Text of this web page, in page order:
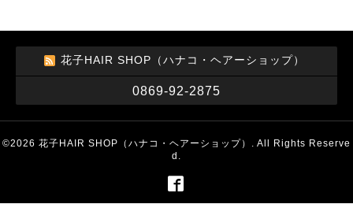
花子HAIR SHOP（ハナコ・ヘアーショップ）
0869-92-2875
©2026 花子HAIR SHOP（ハナコ・ヘアーショップ） . All Rights Reserve
d.